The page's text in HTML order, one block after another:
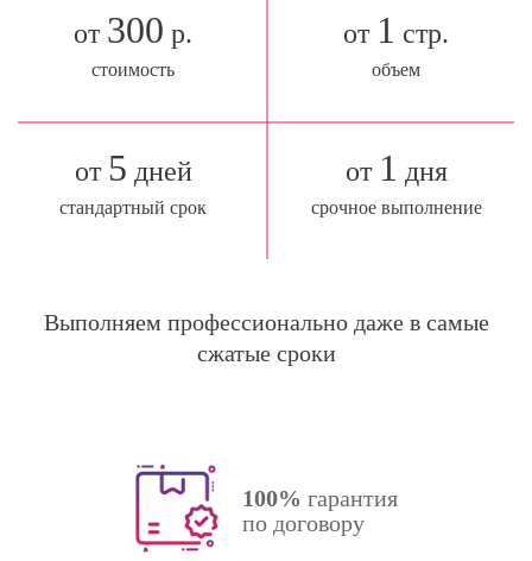
от 300 р.
стоимость
от 1 стр.
объем
от 5 дней
стандартный срок
от 1 дня
срочное выполнение
Выполняем профессионально даже в самые
сжатые сроки
100% гарантия
по договору